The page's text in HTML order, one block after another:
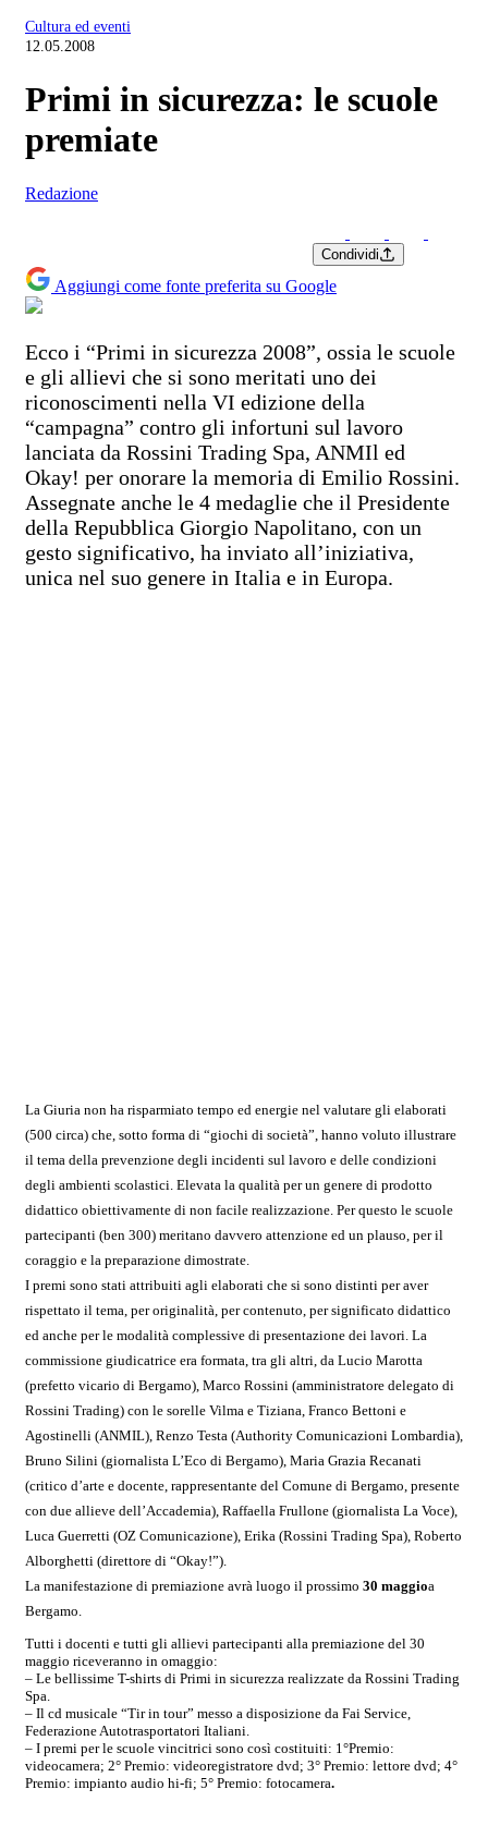
Cultura ed eventi
12.05.2008
Primi in sicurezza: le scuole
premiate
Redazione
Condividi
Aggiungi come fonte preferita su Google
Ecco i “Primi in sicurezza 2008”, ossia le scuole
e gli allievi che si sono meritati uno dei
riconoscimenti nella VI edizione della
“campagna” contro gli infortuni sul lavoro
lanciata da Rossini Trading Spa, ANMIl ed
Okay! per onorare la memoria di Emilio Rossini.
Assegnate anche le 4 medaglie che il Presidente
della Repubblica Giorgio Napolitano, con un
gesto significativo, ha inviato all’iniziativa,
unica nel suo genere in Italia e in Europa.
La Giuria non ha risparmiato tempo ed energie nel valutare gli elaborati
(500 circa) che, sotto forma di “giochi di società”, hanno voluto illustrare
il tema della prevenzione degli incidenti sul lavoro e delle condizioni
degli ambienti scolastici. Elevata la qualità per un genere di prodotto
didattico obiettivamente di non facile realizzazione. Per questo le scuole
partecipanti (ben 300) meritano davvero attenzione ed un plauso, per il
coraggio e la preparazione dimostrate.
I premi sono stati attribuiti agli elaborati che si sono distinti per aver
rispettato il tema, per originalità, per contenuto, per significato didattico
ed anche per le modalità complessive di presentazione dei lavori. La
commissione giudicatrice era formata, tra gli altri, da Lucio Marotta
(prefetto vicario di Bergamo), Marco Rossini (amministratore delegato di
Rossini Trading) con le sorelle Vilma e Tiziana, Franco Bettoni e
Agostinelli (ANMIL), Renzo Testa (Authority Comunicazioni Lombardia),
Bruno Silini (giornalista L’Eco di Bergamo), Maria Grazia Recanati
(critico d’arte e docente, rappresentante del Comune di Bergamo, presente
con due allieve dell’Accademia), Raffaella Frullone (giornalista La Voce),
Luca Guerretti (OZ Comunicazione), Erika (Rossini Trading Spa), Roberto
Alborghetti (direttore di “Okay!”).
La manifestazione di premiazione avrà luogo il prossimo 30 maggioa
Bergamo.
Tutti i docenti e tutti gli allievi partecipanti alla premiazione del 30
maggio riceveranno in omaggio:
– Le bellissime T-shirts di Primi in sicurezza realizzate da Rossini Trading
Spa.
– Il cd musicale “Tir in tour” messo a disposizione da Fai Service,
Federazione Autotrasportatori Italiani.
– I premi per le scuole vincitrici sono così costituiti: 1°Premio:
videocamera; 2° Premio: videoregistratore dvd; 3° Premio: lettore dvd; 4°
Premio: impianto audio hi-fi; 5° Premio: fotocamera.